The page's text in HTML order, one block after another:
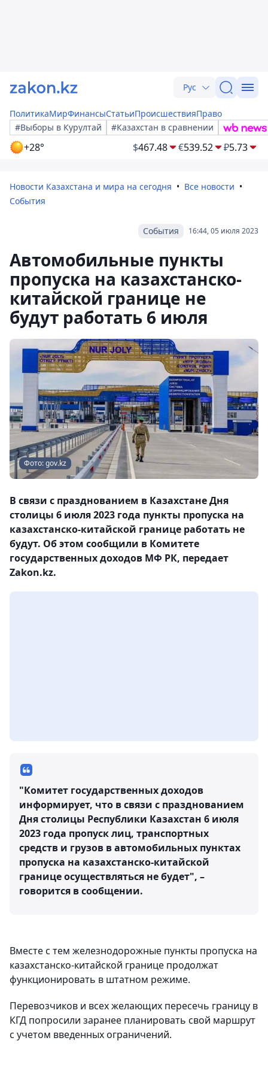
Рус
ПолитикаМирФинансыСтатьиПроисшествияПраво
#Выборы в Курултай
#Казахстан в сравнении
+28° $467.48 €539.52 ₽5.73
Новости Казахстана и мира на сегодня
Все новости
События
16:44, 05 июля 2023
События
Автомобильные пункты
пропуска на казахстанско-
китайской границе не
будут работать 6 июля
Фото: gov.kz
В связи с празднованием в Казахстане Дня
столицы 6 июля 2023 года пункты пропуска на
казахстанско-китайской границе работать не
будут. Об этом сообщили в Комитете
государственных доходов МФ РК, передает
Zakon.kz.
"Комитет государственных доходов
информирует, что в связи с празднованием
Дня столицы Республики Казахстан 6 июля
2023 года пропуск лиц, транспортных
средств и грузов в автомобильных пунктах
пропуска на казахстанско-китайской
границе осуществляться не будет", –
говорится в сообщении.
Вместе с тем железнодорожные пункты пропуска на
казахстанско-китайской границе продолжат
функционировать в штатном режиме.
Перевозчиков и всех желающих пересечь границу в
КГД попросили заранее планировать свой маршрут
с учетом введенных ограничений.